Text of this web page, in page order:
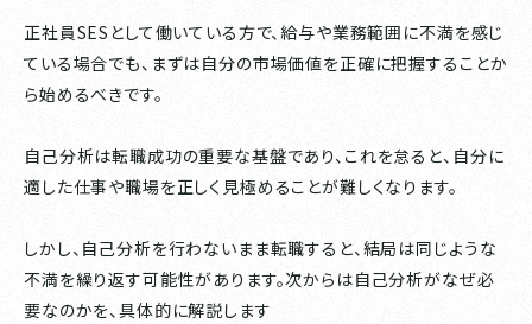
正社員SESとして働いている方で、給与や業務範囲に不満を感じ
ている場合でも、まずは自分の市場価値を正確に把握することか
ら始めるべきです。
自己分析は転職成功の重要な基盤であり、これを怠ると、自分に
適した仕事や職場を正しく見極めることが難しくなります。
しかし、自己分析を行わないまま転職すると、結局は同じような
不満を繰り返す可能性があります。次からは自己分析がなぜ必
要なのかを、具体的に解説します